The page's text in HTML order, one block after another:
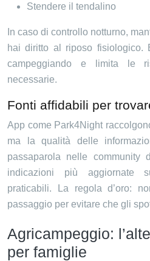
Stendere il tendalino
In caso di controllo notturno,
hai diritto al riposo fisiologico.
campeggiando e limita le
necessarie.
Fonti affidabili per
App come Park4Night
ma la qualità delle
passaparola nelle community
indicazioni più aggiornate
praticabili. La regola d’oro:
passaggio per evitare che gli
Agricampeggio:
per famiglie